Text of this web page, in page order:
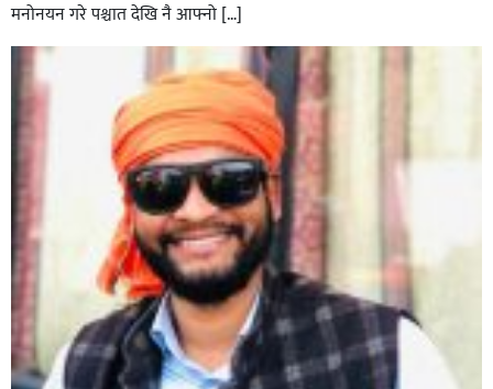
मनोनयन गरे पश्चात देखि नै आफ्नो […]